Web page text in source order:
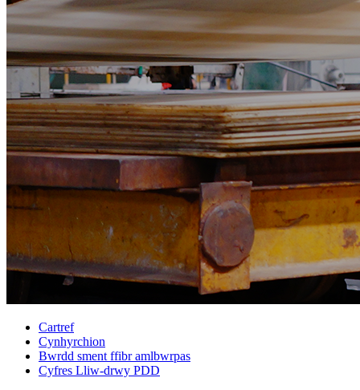
Cartref
Cynhyrchion
Bwrdd sment ffibr amlbwrpas
Cyfres Lliw-drwy PDD